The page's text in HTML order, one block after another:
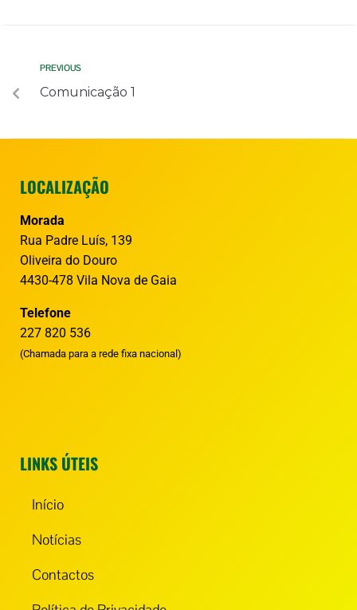
PREVIOUS
Comunicação 1
LOCALIZAÇÃO
Morada
Rua Padre Luís, 139
Oliveira do Douro
4430-478 Vila Nova de Gaia
Telefone
227 820 536
(Chamada para a rede fixa nacional)
LINKS ÚTEIS
Início
Notícias
Contactos